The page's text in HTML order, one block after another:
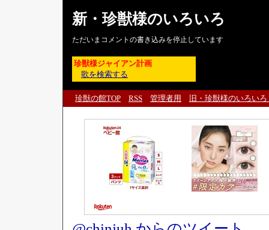
新・珍獣様のいろいろ
ただいまコメントの書き込みを停止しています
珍獣様ジャイアン計画
歌を検索する
珍獣の館TOP RSS 管理者用 旧・珍獣様のいろい